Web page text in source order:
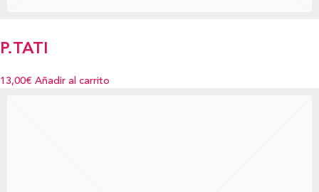
P.TATI
13,00€ Añadir al carrito